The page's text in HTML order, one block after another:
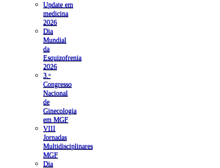
Update em
medicina
2026
Dia
Mundial
da
Esquizofrenia
2026
3.ᵒ
Congresso
Nacional
de
Ginecologia
em MGF
VIII
Jornadas
Multidisciplinares
MGF
Dia